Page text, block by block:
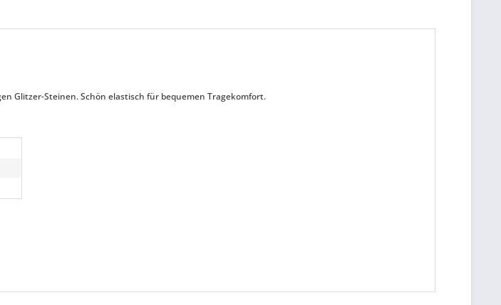
Glitzer-Steinen. Schön elastisch für bequemen Tragekomfort.